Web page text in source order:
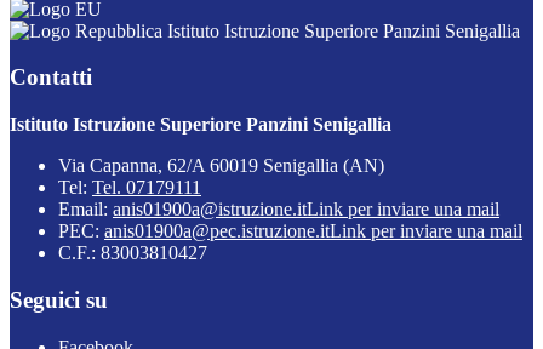
Istituto Istruzione Superiore Panzini Senigallia
Contatti
Istituto Istruzione Superiore Panzini Senigallia
Via Capanna, 62/A 60019 Senigallia (AN)
Tel: Tel. 07179111
Email: anis01900a@istruzione.itLink per inviare una mail
PEC: anis01900a@pec.istruzione.itLink per inviare una mail
C.F.: 83003810427
Seguici su